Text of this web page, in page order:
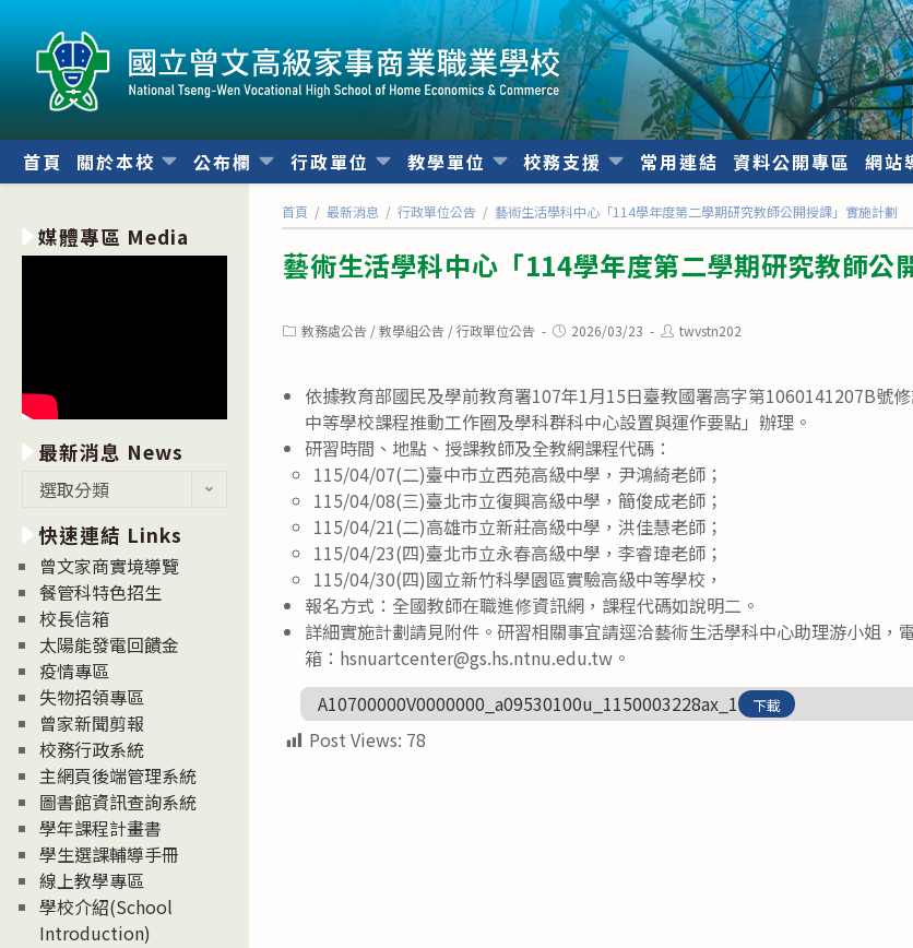
內
首頁 關於本校 公布欄 行政單位 教學單位 校務支援 常用連結 資料公開專區 網站
首頁 / 最新消息 / 行政單位公告 / 藝術生活學科中心「114學年度第二學期研究教師公開授課」實施計劃
藝術生活學科中心「114學年度第二學期研究教師公
Post教務處公告 / 教學組公告 / 行政單位公告
Post2026/03/23
Posttwvstn202
依據教育部國民及學前教育署107年1月15日臺教國署高字第1060141207B號
中等學校課程推動工作圈及學科群科中心設置與運作要點」辦理。
研習時間、地點、授課教師及全教網課程代碼：
115/04/07(二)臺中市立西苑高級中學，尹鴻綺老師；
115/04/08(三)臺北市立復興高級中學，簡俊成老師；
115/04/21(二)高雄市立新莊高級中學，洪佳慧老師；
115/04/23(四)臺北市立永春高級中學，李睿瑋老師；
115/04/30(四)國立新竹科學園區實驗高級中等學校，
報名方式：全國教師在職進修資訊網，課程代碼如說明二。
詳細實施計劃請見附件。研習相關事宜請逕洽藝術生活學科中心助理游小姐，
箱：hsnuartcenter@gs.hs.ntnu.edu.tw。
A10700000V0000000_a09530100u_1150003228ax_1
下載
Post Views: 78
媒體專區 Media
最新消息 News
消
息
News
選取分類
快速連結 Links
曾文家商實境導覽
餐管科特色招生
校長信箱
太陽能發電回饋金
疫情專區
失物招領專區
曾家新聞剪報
校務行政系統
主網頁後端管理系統
圖書館資訊查詢系統
學年課程計畫書
學生選課輔導手冊
線上教學專區
學校介紹(School
Introduction)